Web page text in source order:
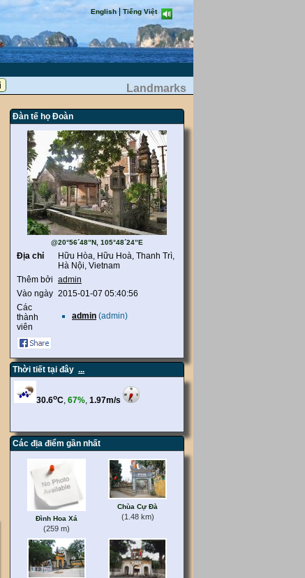
English| Tiếng Việt
Landmarks
Đàn tế họ Đoàn
@20°56´48”N, 105°48´24”E
Địa chỉ
Hữu Hòa, Hữu Hoà, Thanh Trì,
Hà Nội, Vietnam
Thêm bởi admin
Vào ngày 2015-01-07 05:40:56
Các
thành
viên
admin (admin)
Thời tiết tại đây ...
Các địa điểm gần nhất
Đình Hoa Xá
(259 m)
Chùa Cự Đà
(1.48 km)